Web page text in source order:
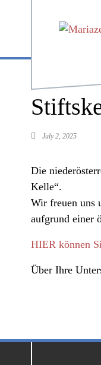
July 2, 2025
Die
Kelle“.
Wir freuen uns
aufgrund einer
HIER können
Über Ihre